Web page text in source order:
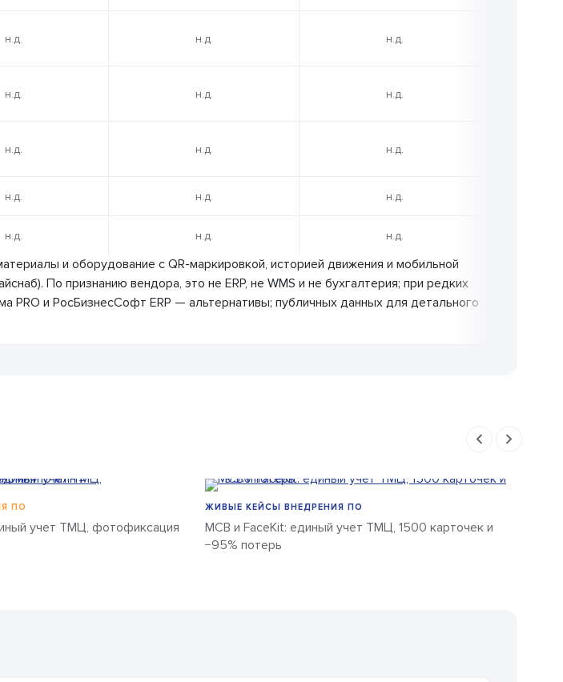
н.д. н.д. н.д.
н.д. н.д. н.д.
н.д. н.д. н.д.
н.д. н.д. н.д.
н.д. н.д. н.д.
и оборудование с QR-маркировкой, историей движения и мобильной
По признанию вендора, это не ERP, не WMS и не бухгалтерия; при редких
и РосБизнесСофт ERP — альтернативы; публичных данных для детального
ПО
учет ТМЦ, фотофиксация
ЖИВЫЕ КЕЙСЫ ВНЕДРЕНИЯ ПО
МСВ и FaceKit: единый учет ТМЦ, 1500 карточек и
−95% потерь